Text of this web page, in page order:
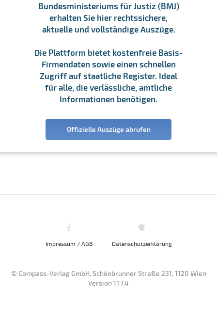
Bundesministeriums für Justiz (BMJ)
erhalten Sie hier rechtssichere,
aktuelle und vollständige Auszüge.
Die Plattform bietet kostenfreie Basis-
Firmendaten sowie einen schnellen
Zugriff auf staatliche Register. Ideal
für alle, die verlässliche, amtliche
Informationen benötigen.
Offizielle Auszüge abrufen
Impressum / AGB Datenschutzerklärung
© Compass-Verlag GmbH, Schönbrunner Straße 231, 1120 Wien
Version 1.17.4